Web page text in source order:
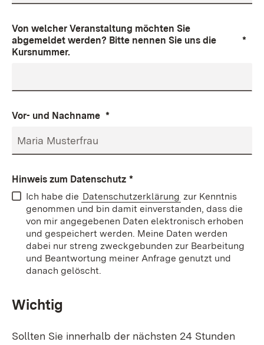
Von welcher Veranstaltung möchten Sie
abgemeldet werden? Bitte nennen Sie uns die
Kursnummer.
*
Vor- und Nachname *
Hinweis zum Datenschutz *
Ich habe die Datenschutzerklärung zur Kenntnis
genommen und bin damit einverstanden, dass die
von mir angegebenen Daten elektronisch erhoben
und gespeichert werden. Meine Daten werden
dabei nur streng zweckgebunden zur Bearbeitung
und Beantwortung meiner Anfrage genutzt und
danach gelöscht.
Wichtig
Sollten Sie innerhalb der nächsten 24 Stunden